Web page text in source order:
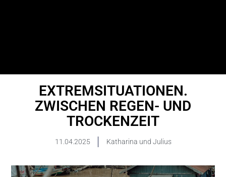
EXTREMSITUATIONEN.
ZWISCHEN REGEN- UND
TROCKENZEIT
11.04.2025 Katharina und Julius